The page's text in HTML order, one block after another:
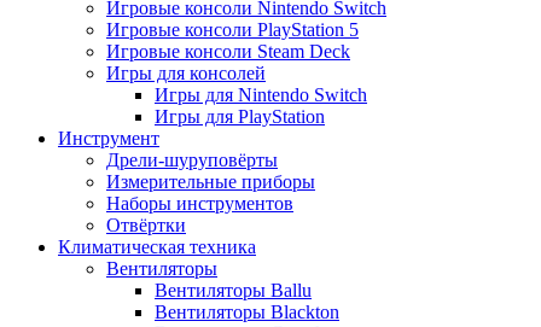
Игровые консоли Nintendo Switch
Игровые консоли PlayStation 5
Игровые консоли Steam Deck
Игры для консолей
Игры для Nintendo Switch
Игры для PlayStation
Инструмент
Дрели-шуруповёрты
Измерительные приборы
Наборы инструментов
Отвёртки
Климатическая техника
Вентиляторы
Вентиляторы Ballu
Вентиляторы Blackton